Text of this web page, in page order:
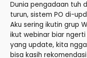
Dunia pengadaan tuh
turun, sistem PO di-
Aku sering ikutin grup
ikut webinar biar
yang update, kita
bisa kasih